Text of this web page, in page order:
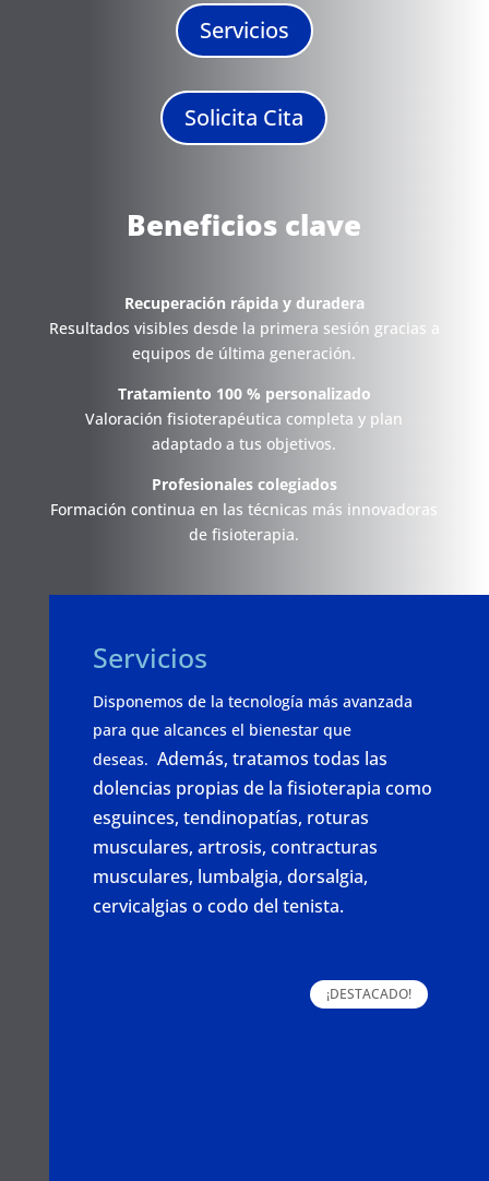
Servicios
Solicita Cita
Beneficios clave
Recuperación rápida y duradera
Resultados visibles desde la primera sesión gracias a
equipos de última generación.
Tratamiento 100 % personalizado
Valoración fisioterapéutica completa y plan
adaptado a tus objetivos.
Profesionales colegiados
Formación continua en las técnicas más innovadoras
de fisioterapia.
Servicios
Disponemos de la tecnología más avanzada
para que alcances el bienestar que
deseas. Además, tratamos todas las
dolencias propias de la fisioterapia como
esguinces, tendinopatías, roturas
musculares, artrosis, contracturas
musculares, lumbalgia, dorsalgia,
cervicalgias o codo del tenista.
¡DESTACADO!